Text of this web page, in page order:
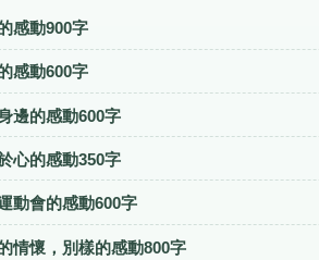
感動900字
感動600字
邊的感動600字
心的感動350字
動會的感動600字
情懷，別樣的感動800字